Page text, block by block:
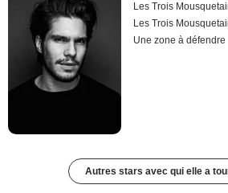
Les Trois
Les Trois
Une zone à défendre
Autres stars avec qui elle a